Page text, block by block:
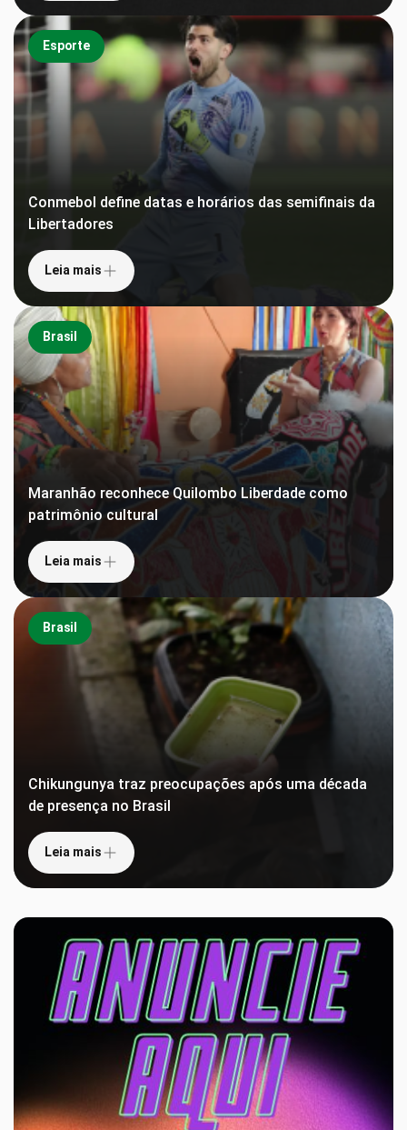
Esporte
Conmebol define datas e horários das semifinais da
Libertadores
Leia mais
Brasil
Maranhão reconhece Quilombo Liberdade como
patrimônio cultural
Leia mais
Brasil
Chikungunya traz preocupações após uma década
de presença no Brasil
Leia mais